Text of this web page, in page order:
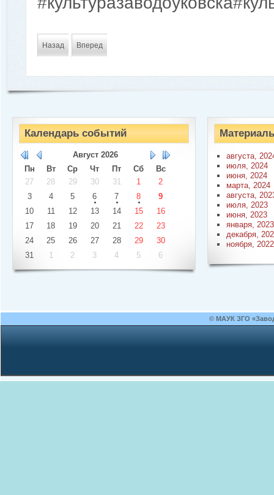
Назад Вперед
Календарь событий
Август 2026
Пн
Вт Ср Чт Пт Сб
Вс
27
28 29 30 31 1
2
3
4 5 6 7 8
9
10
11 12 13 14 15
16
17
18 19 20 21 22
23
24
25 26 27 28 29
30
31
1 2 3 4 5 6
августа,
июля, 2024
июня, 2024
марта, 2024
августа,
июля, 2023
июня, 2023
января, 2023
декабря,
ноября, 2022
© МАУК ЗГО